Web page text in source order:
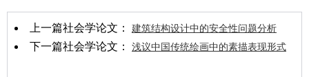
上一篇社会学论文： 建筑结构设计中的安全性问题分析
下一篇社会学论文： 浅议中国传统绘画中的素描表现形式